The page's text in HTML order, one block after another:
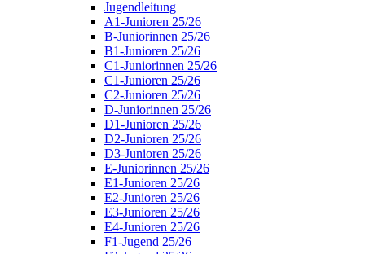
Jugendleitung
A1-Junioren 25/26
B-Juniorinnen 25/26
B1-Junioren 25/26
C1-Juniorinnen 25/26
C1-Junioren 25/26
C2-Junioren 25/26
D-Juniorinnen 25/26
D1-Junioren 25/26
D2-Junioren 25/26
D3-Junioren 25/26
E-Juniorinnen 25/26
E1-Junioren 25/26
E2-Junioren 25/26
E3-Junioren 25/26
E4-Junioren 25/26
F1-Jugend 25/26